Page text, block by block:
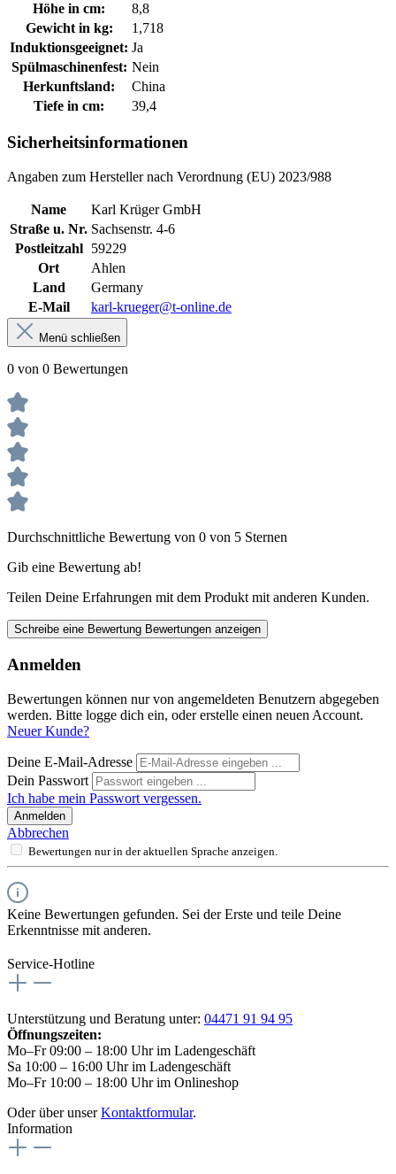
Höhe in cm:
8,8
Gewicht in kg:
1,718
Induktionsgeeignet: Ja
Spülmaschinenfest: Nein
Herkunftsland:
China
Tiefe in cm:
39,4
Sicherheitsinformationen
Angaben zum Hersteller nach Verordnung (EU) 2023/988
Name
Karl Krüger GmbH
Straße u. Nr. Sachsenstr. 4-6
Postleitzahl
59229
Ort
Ahlen
Land
Germany
E-Mail
karl-krueger@t-online.de
Menü schließen
0 von 0 Bewertungen
Durchschnittliche Bewertung von 0 von 5 Sternen
Gib eine Bewertung ab!
Teilen Deine Erfahrungen mit dem Produkt mit anderen Kunden.
Schreibe eine Bewertung Bewertungen anzeigen
Anmelden
Bewertungen können nur von angemeldeten Benutzern abgegeben
werden. Bitte logge dich ein, oder erstelle einen neuen Account.
Neuer Kunde?
Deine E-Mail-Adresse
Dein Passwort
Ich habe mein Passwort vergessen.
Anmelden
Abbrechen
Bewertungen nur in der aktuellen Sprache anzeigen.
Keine Bewertungen gefunden. Sei der Erste und teile Deine
Erkenntnisse mit anderen.
Service-Hotline
Unterstützung und Beratung unter: 04471 91 94 95
Öffnungszeiten:
Mo–Fr 09:00 – 18:00 Uhr im Ladengeschäft
Sa 10:00 – 16:00 Uhr im Ladengeschäft
Mo–Fr 10:00 – 18:00 Uhr im Onlineshop
Oder über unserKontaktformular.
Information